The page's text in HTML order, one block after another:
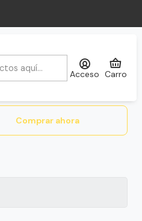
Acceso Carro
V2 Honda
Comprar ahora